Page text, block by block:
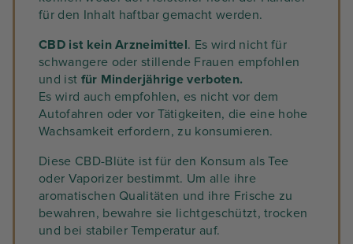
natürliche Weise angebaut wird, Blue
Sherbet sie zudem alle in Hanf natürlich
vorkommenden Minor-Cannabinoide
(CBDA, CBG, CBGA, CBN, CBC usw.).
Darüber hinaus erhalten Sie bei jeder
Bestellung in unseremCBD-Onlineshop
auch Zugang zu Geschenken nach Wahl
sowie zu regelmäßigen Sonderangeboten,
damit Sie Ihre Lieblings-CBD-Sorten zum
besten Preis genießen können.
Sind Sie ein neuer Kunde? Verwenden Sie
für Ihre erste Bestellung von Bio-CBD-
Blüten den Gutscheincode "NEU" und
erhalten Sie zusätzlich zur kostenlosen
Lieferung einen Rabatt von 10 %.
für den Inhalt haftbar gemacht werden.
CBD ist kein Arzneimittel. Es wird nicht für
schwangere oder stillende Frauen empfohlen
und ist für Minderjährige verboten.
Es wird auch empfohlen, es nicht vor dem
Autofahren oder vor Tätigkeiten, die eine hohe
Wachsamkeit erfordern, zu konsumieren.
Diese CBD-Blüte ist für den Konsum als Tee
oder Vaporizer bestimmt. Um alle ihre
aromatischen Qualitäten und ihre Frische zu
bewahren, bewahre sie lichtgeschützt, trocken
und bei stabiler Temperatur auf.